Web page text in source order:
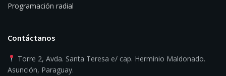
Programación radial
Contáctanos
Torre 2, Avda. Santa Teresa e/ cap. Herminio Maldonado.
Asunción, Paraguay.